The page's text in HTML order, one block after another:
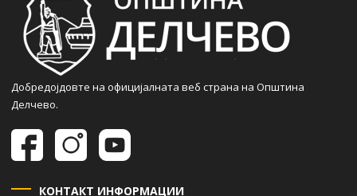
Добредојдовте на официјалната веб страна на Општина
Делчево.
КОНТАКТ ИНФОРМАЦИИ